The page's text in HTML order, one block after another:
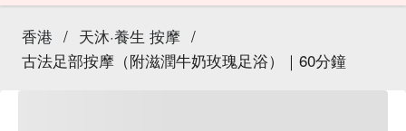
香港 / 天沐·養生 按摩 /
古法足部按摩（附滋潤牛奶玫瑰足浴）｜60分鐘